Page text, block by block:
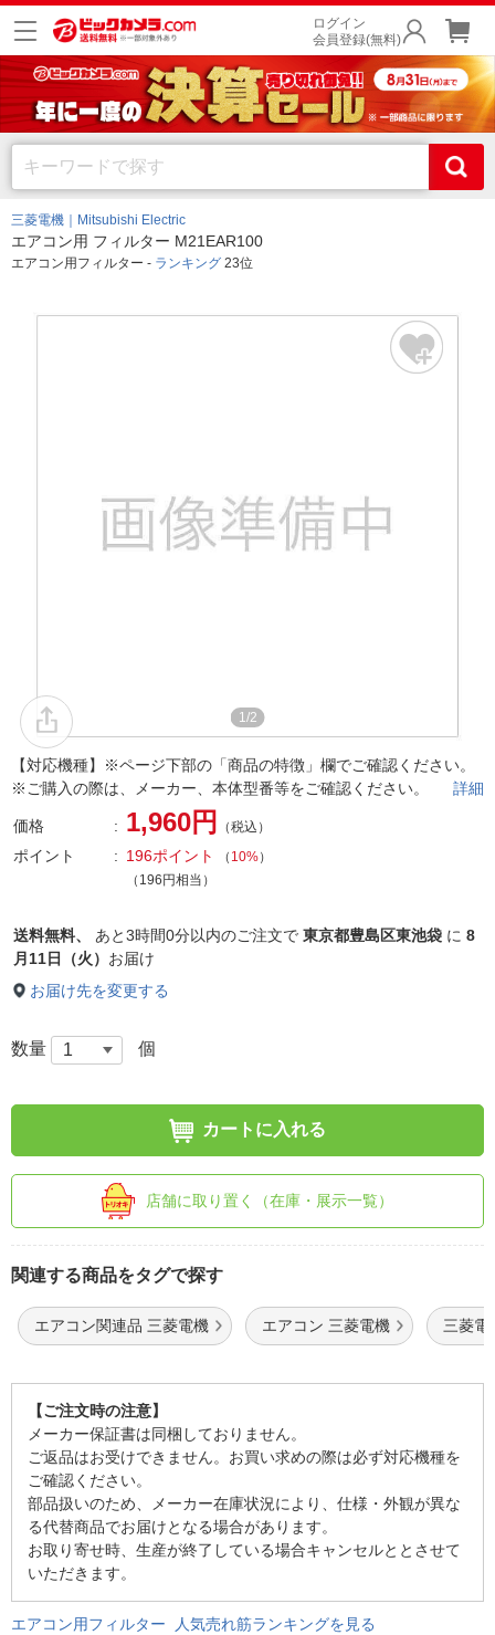
ログイン
会員登録(無料)
三菱電機｜Mitsubishi Electric
エアコン用 フィルター M21EAR100
エアコン用フィルター - ランキング 23位
1/2
【対応機種】※ページ下部の「商品の特徴」欄でご確認ください。
※ご購入の際は、メーカー、本体型番等をご確認ください。 詳細
価格 1,960円 （税込）
ポイント 196ポイント （ 10%）
（196円相当）
送料無料、 あと3時間0分以内のご注文で 東京都豊島区東池袋 に 8
月11日（火） お届け
お届け先を変更する
数量 個
カートに入れる
店舗に取り置く（在庫・展示一覧）
関連する商品をタグで探す
エアコン関連品 三菱電機 エアコン 三菱電機 三菱電
【ご注文時の注意】
メーカー保証書は同梱しておりません。
ご返品はお受けできません。お買い求めの際は必ず対応機種を
ご確認ください。
部品扱いのため、メーカー在庫状況により、仕様・外観が異な
る代替商品でお届けとなる場合があります。
お取り寄せ時、生産が終了している場合キャンセルととさせて
いただきます。
エアコン用フィルター 人気売れ筋ランキングを見る